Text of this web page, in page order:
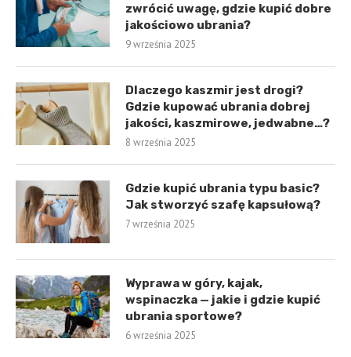
zwrócić uwagę, gdzie kupić dobre
jakościowo ubrania?
9 września 2025
Dlaczego kaszmir jest drogi?
Gdzie kupować ubrania dobrej
jakości, kaszmirowe, jedwabne…?
8 września 2025
Gdzie kupić ubrania typu basic?
Jak stworzyć szafę kapsułową?
7 września 2025
Wyprawa w góry, kajak,
wspinaczka — jakie i gdzie kupić
ubrania sportowe?
6 września 2025